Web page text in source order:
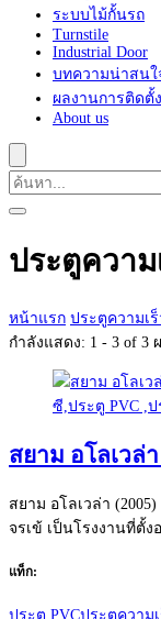
ระบบไม้กั้นรถ
Turnstile
Industrial Door
บทความน่าสนใ
ผลงานการติดตั้ง
About us
ค้นหา
ประตูความ
หน้าแรก ประตูความเร็
กำลังแสดง: 1 - 3 of 3
สยาม อโลเวล่
สยาม อโลเวล่า
จรเข้ เป็นโรงงานที่ตั้
แท็ก:
ประตู PVCประตูความ